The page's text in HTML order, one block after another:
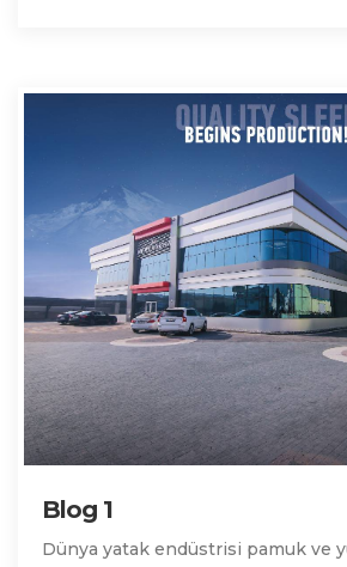
Blog 1
Dünya yatak endüstrisi pamuk ve